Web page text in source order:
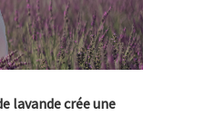
lavande crée une